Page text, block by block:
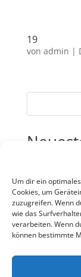
Um dir ein
Cookies, um
zuzugreifen. Wenn
wie das
verarbeiten. Wenn
können bestimmte
19
von admin |
30
29
28
27